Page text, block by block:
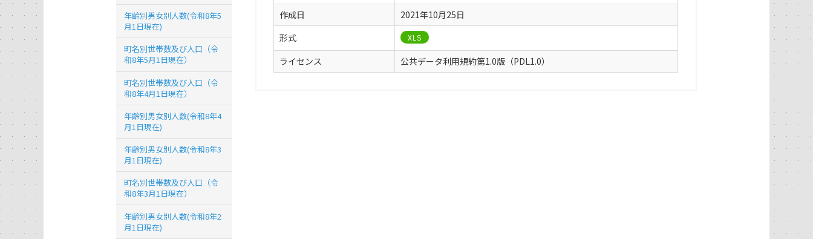
作成日
2021年10月25日
形式
XLS
ライセンス 公共データ利用規約第1.0版（PDL1.0）
年齢別男女別人数(令和8年5
月1日現在)
町名別世帯数及び人口（令
和8年5月1日現在）
町名別世帯数及び人口（令
和8年4月1日現在）
年齢別男女別人数(令和8年4
月1日現在)
年齢別男女別人数(令和8年3
月1日現在)
町名別世帯数及び人口（令
和8年3月1日現在）
年齢別男女別人数(令和8年2
月1日現在)